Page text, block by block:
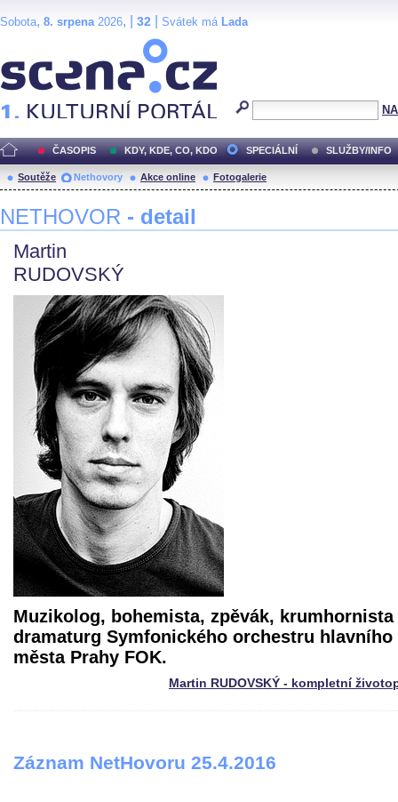
Sobota, 8. srpena2026, | 32 Svátek má Lada
ČASOPIS KDY, KDE, CO, KDO SPECIÁLNÍ SLUŽBY/INFO
Soutěže Nethovory Akce online Fotogalerie
NETHOVOR - detail
Martin
RUDOVSKÝ
Muzikolog, bohemista, zpěvák, krumhornista
dramaturg Symfonického orchestru hlavního
města Prahy FOK.
Martin RUDOVSKÝ - kompletní
Záznam NetHovoru 25.4.2016